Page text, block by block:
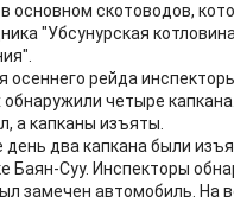
основном скотоводов,
"Убсунурская
осеннего рейда
обнаружили четыре
а капканы изъяты.
день два капкана были
Баян-Суу. Инспекторы
замечен автомобиль. На